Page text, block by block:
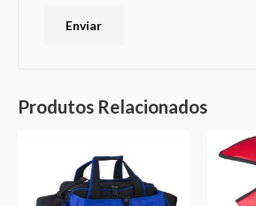
Produtos Relacionados